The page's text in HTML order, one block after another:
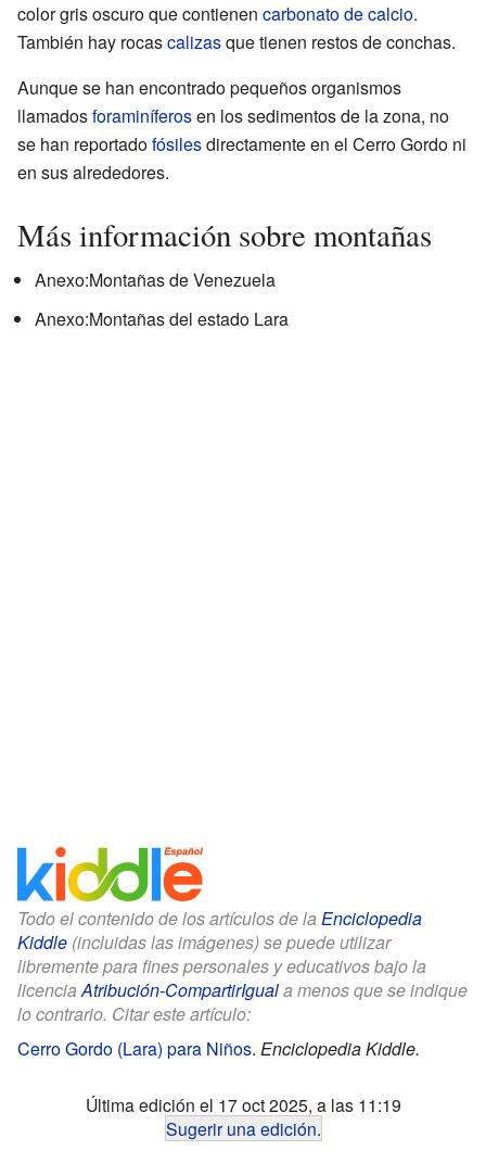
color gris oscuro que contienen carbonato de calcio.
También hay rocascalizasque tienen restos de conchas.
Aunque se han encontrado pequeños organismos
llamadosforaminíferosen los sedimentos de la zona, no
se han reportadofósilesdirectamente en el Cerro Gordo ni
en sus alrededores.
Más información sobre montañas
Anexo:Montañas de Venezuela
Anexo:Montañas del estado Lara
Todo el contenido de los artículos de la Enciclopedia
Kiddle (incluidas las imágenes) se puede utilizar
libremente para fines personales y educativos bajo la
licenciaAtribución-CompartirIguala menos que se indique
lo contrario. Citar este artículo:
Cerro Gordo (Lara) para Niños. Enciclopedia Kiddle.
Última edición el 17 oct 2025, a las 11:19
Sugerir una edición.